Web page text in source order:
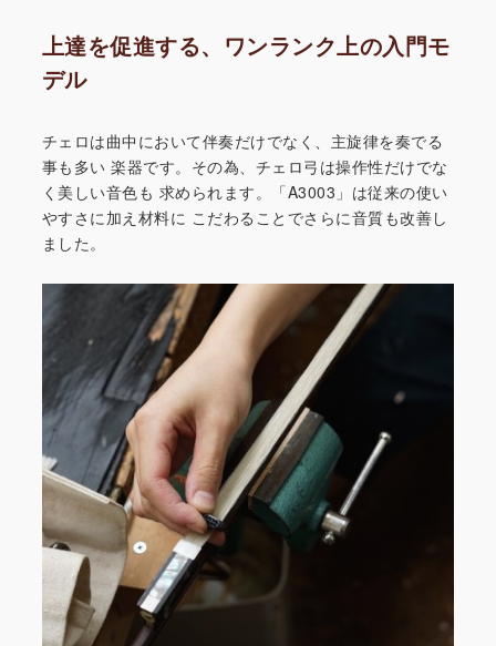
上達を促進する、ワンランク上の入門モ
デル
チェロは曲中において伴奏だけでなく、主旋律を奏でる
事も多い 楽器です。その為、チェロ弓は操作性だけでな
く美しい音色も 求められます。「A3003」は従来の使い
やすさに加え材料に こだわることでさらに音質も改善し
ました。